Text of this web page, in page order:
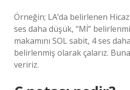
Örneğin; LA’da belirlenen
ses daha düşük, “Mİ”
makamını SOL sabit, 4 ses
belirlenmiş olarak çalarız. Buna
veririz.